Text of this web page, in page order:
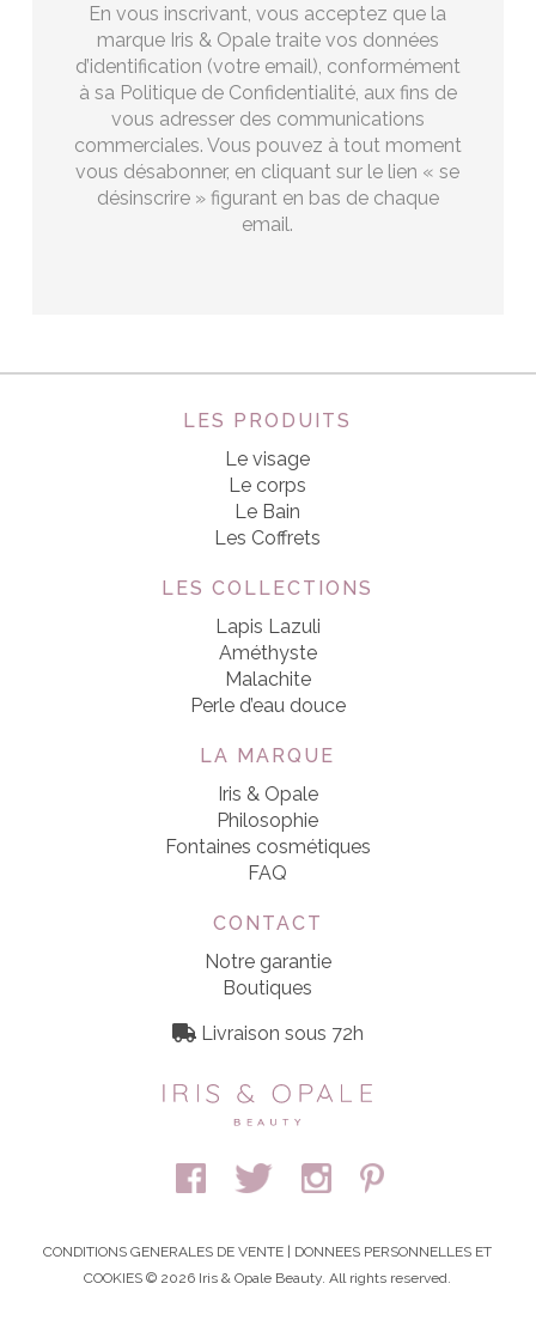
En vous inscrivant, vous acceptez que la
marque Iris & Opale traite vos données
d’identification (votre email), conformément
à sa Politique de Confidentialité, aux fins de
vous adresser des communications
commerciales. Vous pouvez à tout moment
vous désabonner, en cliquant sur le lien « se
désinscrire » figurant en bas de chaque
email.
LES PRODUITS
Le visage
Le corps
Le Bain
Les Coffrets
LES COLLECTIONS
Lapis Lazuli
Améthyste
Malachite
Perle d’eau douce
LA MARQUE
Iris & Opale
Philosophie
Fontaines cosmétiques
FAQ
CONTACT
Notre garantie
Boutiques
Livraison sous 72h
CONDITIONS GENERALES DE VENTE
DONNEES PERSONNELLES ET
COOKIES © 2026 Iris & Opale Beauty. All rights reserved.